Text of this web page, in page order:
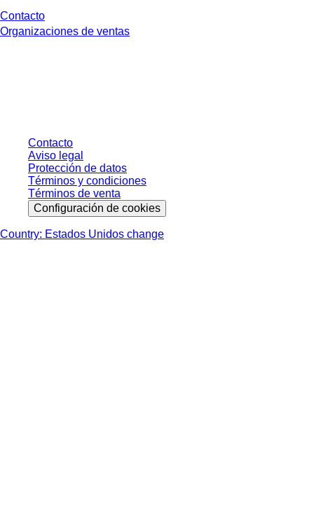
Contacto
Organizaciones de ventas
Contacto
Aviso legal
Protección de datos
Términos y condiciones
Términos de venta
Configuración de cookies
Country: Estados Unidos change